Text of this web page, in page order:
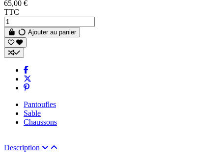
65,00 €
TTC
Ajouter au panier
Pantoufles
Sable
Chaussons
Description